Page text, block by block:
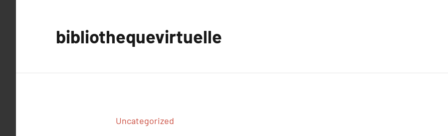
bibliothequevirtuelle
Uncategorized